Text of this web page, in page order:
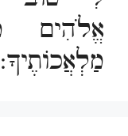
אֱלֹהִים
מַלְאֲכוֹתֶיךָ: